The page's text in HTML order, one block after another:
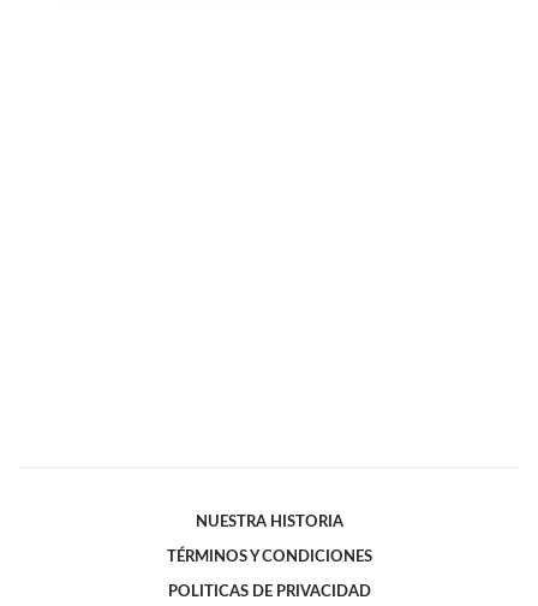
NUESTRA HISTORIA
TÉRMINOS Y CONDICIONES
POLITICAS DE PRIVACIDAD